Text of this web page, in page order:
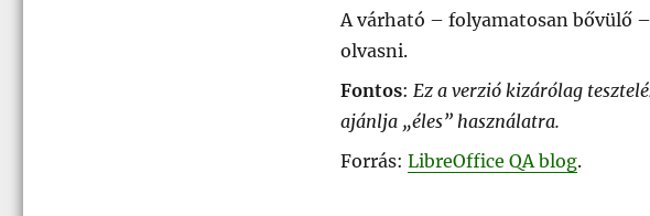
A várható – folyamatosan bővülő
olvasni.
Fontos: Ez a verzió kizárólag
ajánlja „éles” használatra.
Forrás: LibreOffice QA blog.